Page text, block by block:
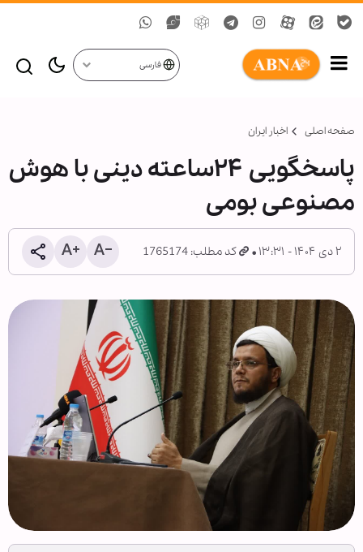
فارسی
صفحه اصلی اخبار ایران
پاسخگویی ۲۴‌ساعته دینی با هوش
مصنوعی بومی
۲ دی ۱۴۰۴ - ۱۳:۳۱ کد مطلب: 1765174